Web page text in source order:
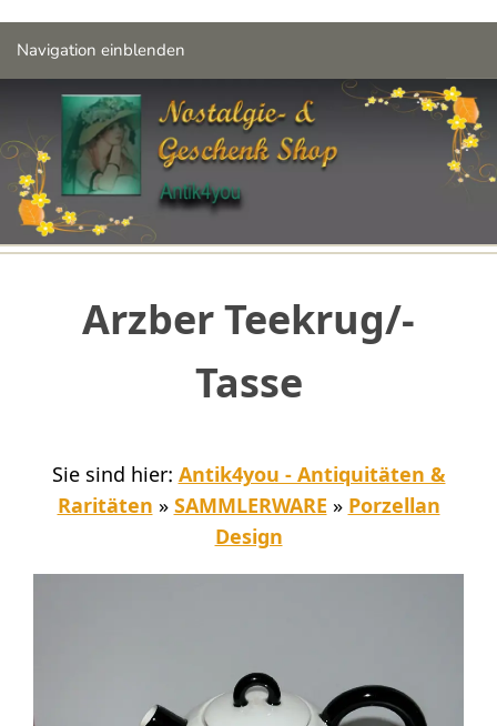
Navigation einblenden
Arzber Teekrug/-
Tasse
Sie sind hier: Antik4you - Antiquitäten &
Raritäten » SAMMLERWARE » Porzellan
Design